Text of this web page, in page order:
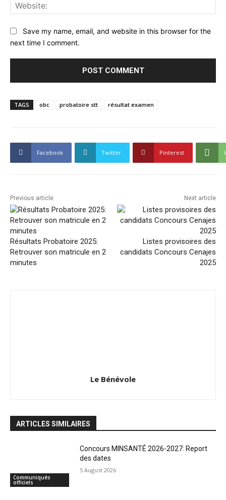
Save my name, email, and website in this browser for the
next time I comment.
TAGS obc probatoire stt résultat examen
Facebook Twitter Pinterest
Previous article
Résultats Probatoire 2025:
Retrouver son matricule en 2
minutes
Next article
Listes provisoires des
candidats Concours Cenajes
2025
Le Bénévole
ARTICLES SIMILAIRES
Communiqués
officiels
Concours MINSANTÉ 2026-2027: Report
des dates
5 August 2026